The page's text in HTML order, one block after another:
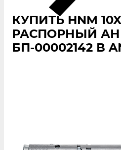
КУПИТЬ HNM
РАСПОРНЫЙ
БП-00002142 В